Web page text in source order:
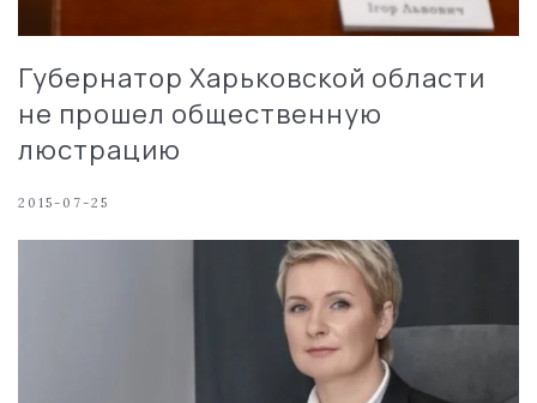
Губернатор Харьковской области
не прошел общественную
люстрацию
2015-07-25